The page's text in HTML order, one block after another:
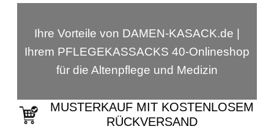
Ihre Vorteile von DAMEN-KASACK.de |
Ihrem PFLEGEKASSACKS 40-Onlineshop
für die Altenpflege und Medizin
MUSTERKAUF MIT KOSTENLOSEM
RÜCKVERSAND